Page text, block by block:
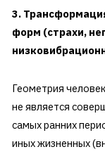
3.
форм (страхи,
Геометрия
не является
самых ранних
иных жизненных